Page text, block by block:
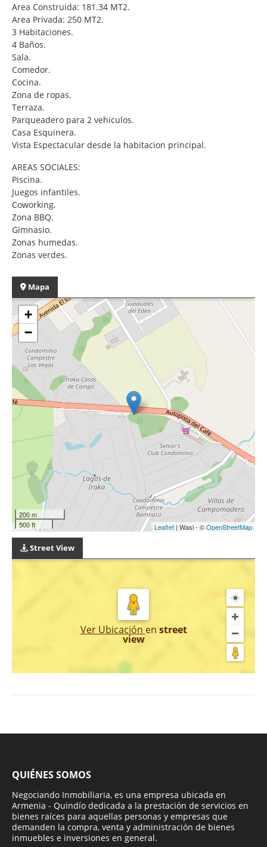
Area Construida: 181.34 MT2.
Area Privada: 250 MT2.
3 Habitaciones.
4 Baños.
Sala.
Comedor.
Cocina.
Zona de ropas.
Terraza.
Parqueadero para 2 vehiculos.
Casa Esquinera.
Vista Espectacular desde la habitacion principal.
AREAS SOCIALES:
Piscina.
Juegos infantiles.
Coworking.
Zona BBQ.
Gimnasio.
Zonas humedas.
Zonas verdes.
Mapa
+
−
200 m
500 ft
Leaflet | Wasi - ©OpenStreetMap
Street View
Ver Ubicación en street
view
QUIÉNES SOMOS
Negociando Inmobiliaria, es una empresa ubicada en
Armenia - Quindío dedicada a la prestación de servicios en
bienes raíces para aquellas personas y empresas que
demanden la compra, venta y administración de bienes
inmuebles e inversiones en general.